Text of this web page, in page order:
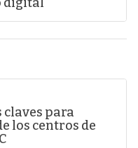
para
los centros de